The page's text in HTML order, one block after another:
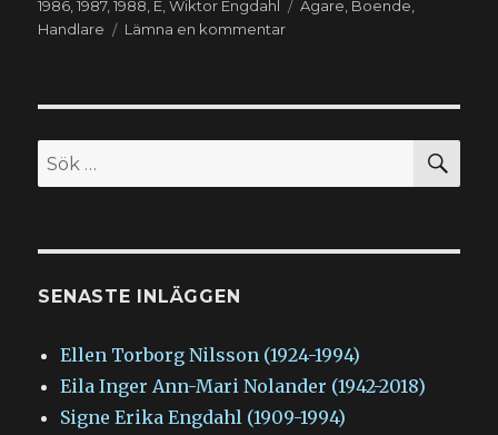
1986,1987,1988, E,Wiktor Engdahl Etiketter
Ägare, Boende,
Handlare
Lämna en kommentartill
Sök
efter:
SENASTE INLÄGGEN
Ellen Torborg Nilsson (1924-1994)
Eila Inger Ann-Mari Nolander (1942-2018)
Signe Erika Engdahl (1909-1994)